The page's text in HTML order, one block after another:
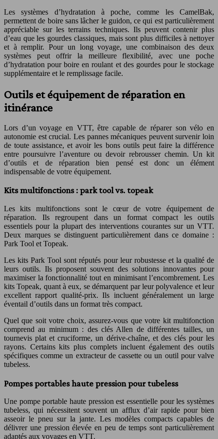
Les systèmes d’hydratation à poche, comme les CamelBak,
permettent de boire sans lâcher le guidon, ce qui est particulièrement
appréciable sur les terrains techniques. Ils peuvent contenir plus
d’eau que les gourdes classiques, mais sont plus difficiles à nettoyer
et à remplir. Pour un long voyage, une combinaison des deux
systèmes peut offrir la meilleure flexibilité, avec une poche
d’hydratation pour boire en roulant et des gourdes pour le stockage
supplémentaire et le remplissage facile.
Outils et équipement de réparation en
itinérance
Lors d’un voyage en VTT, être capable de réparer son vélo en
autonomie est crucial. Les pannes mécaniques peuvent survenir loin
de toute assistance, et avoir les bons outils peut faire la différence
entre poursuivre l’aventure ou devoir rebrousser chemin. Un kit
d’outils et de réparation bien pensé est donc un élément
indispensable de votre équipement.
Kits multifonctions : park tool vs. topeak
Les kits multifonctions sont le cœur de votre équipement de
réparation. Ils regroupent dans un format compact les outils
essentiels pour la plupart des interventions courantes sur un VTT.
Deux marques se distinguent particulièrement dans ce domaine :
Park Tool et Topeak.
Les kits Park Tool sont réputés pour leur robustesse et la qualité de
leurs outils. Ils proposent souvent des solutions innovantes pour
maximiser la fonctionnalité tout en minimisant l’encombrement. Les
kits Topeak, quant à eux, se démarquent par leur polyvalence et leur
excellent rapport qualité-prix. Ils incluent généralement un large
éventail d’outils dans un format très compact.
Quel que soit votre choix, assurez-vous que votre kit multifonction
comprend au minimum : des clés Allen de différentes tailles, un
tournevis plat et cruciforme, un dérive-chaîne, et des clés pour les
rayons. Certains kits plus complets incluent également des outils
spécifiques comme un extracteur de cassette ou un outil pour valve
tubeless.
Pompes portables haute pression pour tubeless
Une pompe portable haute pression est essentielle pour les systèmes
tubeless, qui nécessitent souvent un afflux d’air rapide pour bien
asseoir le pneu sur la jante. Les modèles compacts capables de
délivrer une pression élevée en peu de temps sont particulièrement
adaptés aux voyages en VTT.